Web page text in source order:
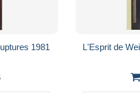
1981
L'Esprit de